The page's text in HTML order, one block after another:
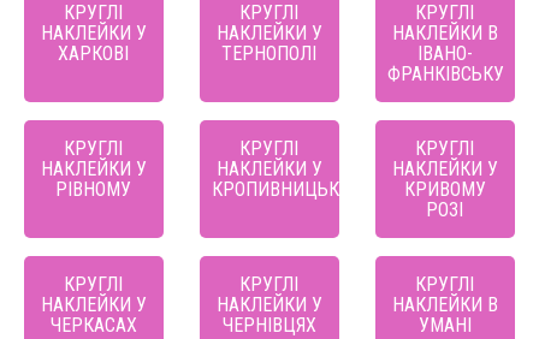
КРУГЛІ
НАКЛЕЙКИ У
ХАРКОВІ
КРУГЛІ
НАКЛЕЙКИ У
ТЕРНОПОЛІ
КРУГЛІ
НАКЛЕЙКИ В
ІВАНО-
ФРАНКІВСЬКУ
КРУГЛІ
НАКЛЕЙКИ У
РІВНОМУ
КРУГЛІ
НАКЛЕЙКИ У
КРОПИВНИЦЬКОМУ
КРУГЛІ
НАКЛЕЙКИ У
КРИВОМУ
РОЗІ
КРУГЛІ
НАКЛЕЙКИ У
ЧЕРКАСАХ
КРУГЛІ
НАКЛЕЙКИ У
ЧЕРНІВЦЯХ
КРУГЛІ
НАКЛЕЙКИ В
УМАНІ